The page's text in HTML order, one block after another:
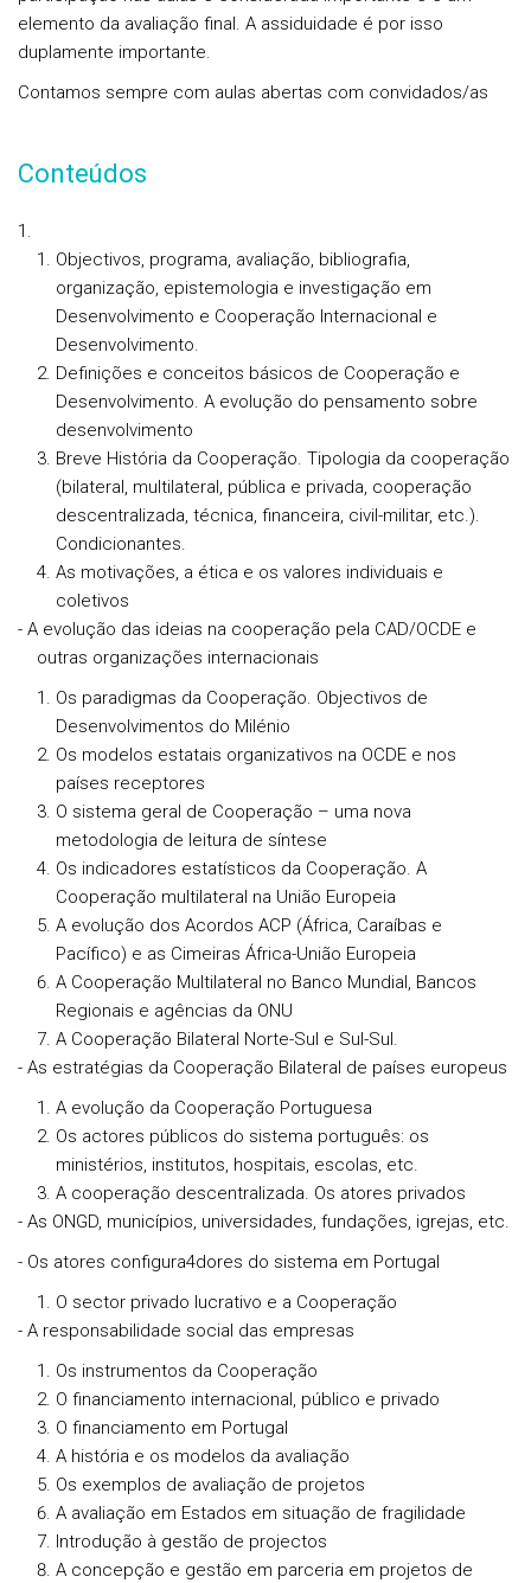
elemento da avaliação final. A assiduidade é por isso
duplamente importante.
Contamos sempre com aulas abertas com convidados/as
Conteúdos
Objectivos, programa, avaliação, bibliografia,
organização, epistemologia e investigação em
Desenvolvimento e Cooperação Internacional e
Desenvolvimento.
Definições e conceitos básicos de Cooperação e
Desenvolvimento. A evolução do pensamento sobre
desenvolvimento
Breve História da Cooperação. Tipologia da cooperação
(bilateral, multilateral, pública e privada, cooperação
descentralizada, técnica, financeira, civil-militar, etc.).
Condicionantes.
As motivações, a ética e os valores individuais e
coletivos
- A evolução das ideias na cooperação pela CAD/OCDE e
outras organizações internacionais
Os paradigmas da Cooperação. Objectivos de
Desenvolvimentos do Milénio
Os modelos estatais organizativos na OCDE e nos
países receptores
O sistema geral de Cooperação – uma nova
metodologia de leitura de síntese
Os indicadores estatísticos da Cooperação. A
Cooperação multilateral na União Europeia
A evolução dos Acordos ACP (África, Caraíbas e
Pacífico) e as Cimeiras África-União Europeia
A Cooperação Multilateral no Banco Mundial, Bancos
Regionais e agências da ONU
A Cooperação Bilateral Norte-Sul e Sul-Sul.
- As estratégias da Cooperação Bilateral de países europeus
A evolução da Cooperação Portuguesa
Os actores públicos do sistema português: os
ministérios, institutos, hospitais, escolas, etc.
A cooperação descentralizada. Os atores privados
- As ONGD, municípios, universidades, fundações, igrejas, etc.
- Os atores configura4dores do sistema em Portugal
O sector privado lucrativo e a Cooperação
- A responsabilidade social das empresas
Os instrumentos da Cooperação
O financiamento internacional, público e privado
O financiamento em Portugal
A história e os modelos da avaliação
Os exemplos de avaliação de projetos
A avaliação em Estados em situação de fragilidade
Introdução à gestão de projectos
A concepção e gestão em parceria em projetos de